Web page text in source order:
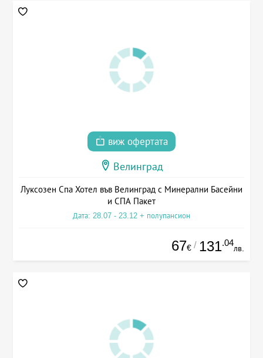
виж офертата
Велинград
Луксозен Спа Хотел във Велинград с Минерални Басейни
и СПА Пакет
Дата: 28.07 - 23.12 + полупансион
67€ / 131.04
лв.